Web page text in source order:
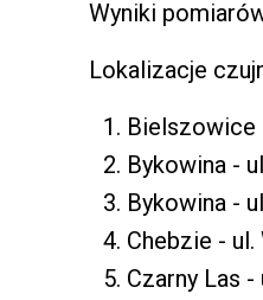
Wyniki
Lokalizacje
Bielszowice
Bykowina -
Bykowina -
Chebzie -
Czarny Las